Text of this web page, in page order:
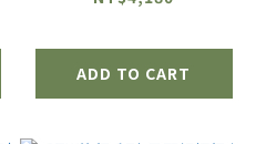
ADD TO CART